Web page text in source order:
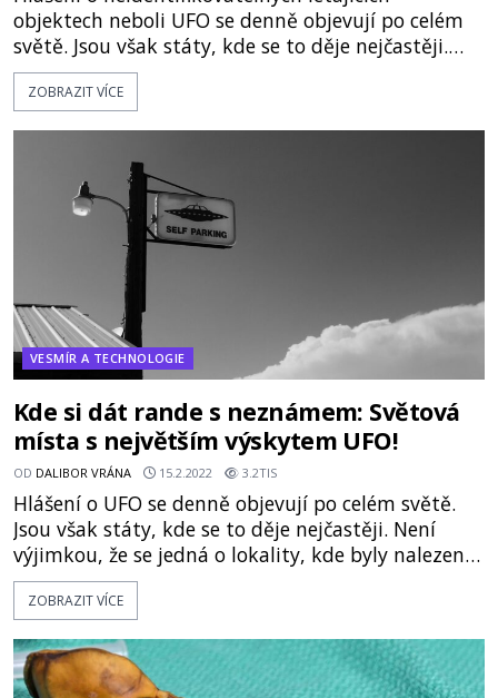
objektech neboli UFO se denně objevují po celém
světě. Jsou však státy, kde se to děje nejčastěji.
Není výjimkou, že se jedná o lokality, kde byly
nalezeny tajemné historické artefakty. Může tu
pohoří, nízká vlhkost vzduchu a j
ZOBRAZIT VÍCE
VESMÍR A TECHNOLOGIE
Kde si dát rande s neznámem: Světová
místa s největším výskytem UFO!
OD DALIBOR VRÁNA 15.2.2022 3.2TIS
Hlášení o UFO se denně objevují po celém světě.
Jsou však státy, kde se to děje nejčastěji. Není
výjimkou, že se jedná o lokality, kde byly nalezeny
tajemné historické artefakty. Může tu být
souvislost? Vrací se mimozemšťané rádi tam, kde
vlhkost vzduchu a jasně modrá obloha činí z
jihoamerického státu Chile ideální ze
ZOBRAZIT VÍCE